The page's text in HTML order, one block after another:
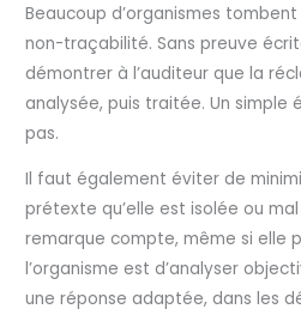
Beaucoup d’organismes tombent
non-traçabilité. Sans preuve
démontrer à l’auditeur que la
analysée, puis traitée. Un simple
pas.
Il faut également éviter de
prétexte qu’elle est isolée ou
remarque compte, même si elle
l’organisme est d’analyser
une réponse adaptée, dans les